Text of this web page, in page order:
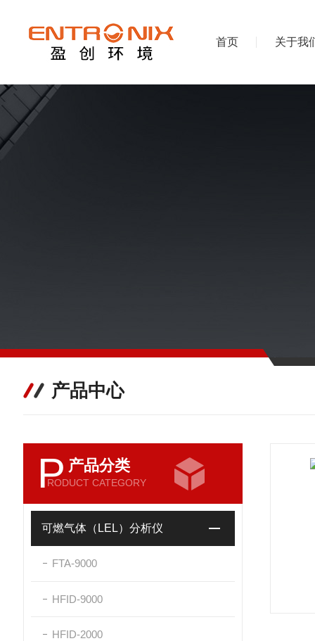
首页 关于我
产品中心
P 产品分类
RODUCT CATEGORY
可燃气体（LEL）分析仪
FTA-9000
HFID-9000
HFID-2000